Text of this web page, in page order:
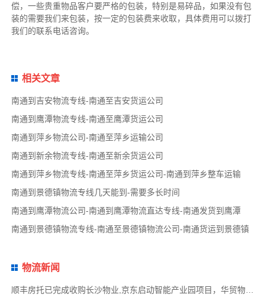
偿，一些贵重物品客户要严格的包装，特别是易碎品，如果没有包
装的需要我们来包装，按一定的包装费来收取，具体费用可以拨打
我们的联系电话咨询。
相关文章
南通到吉安物流专线-南通至吉安货运公司
南通到鹰潭物流专线-南通至鹰潭货运公司
南通到萍乡物流公司-南通至萍乡运输公司
南通到新余物流专线-南通至新余货运公司
南通到萍乡物流专线-南通至萍乡货运公司-南通到萍乡整车运输
南通到景德镇物流专线几天能到-需要多长时间
南通到鹰潭物流公司-南通到鹰潭物流直达专线-南通发货到鹰潭
南通到景德镇物流专线-南通至景德镇物流公司-南通货运到景德镇
物流新闻
顺丰房托已完成收购长沙物业,京东启动智能产业园项目，华贸物流签署约2亿元专线产品运营合